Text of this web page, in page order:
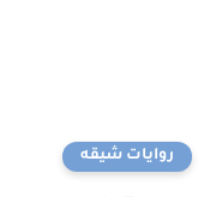
روايات شيقه